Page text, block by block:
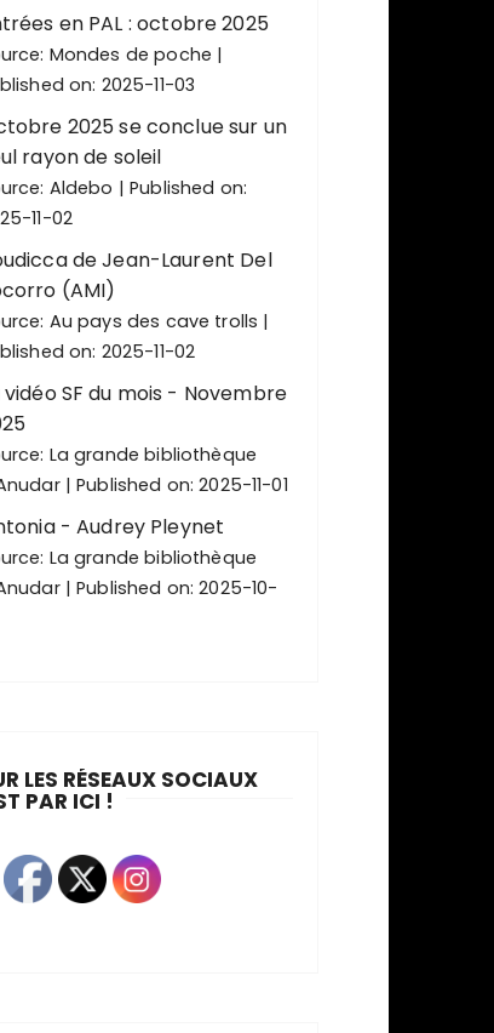
en PAL : octobre 2025
Mondes de poche
on: 2025-11-03
2025 se conclue sur un
rayon de soleil
Aldebo
Published on:
11-02
de Jean-Laurent Del
(AMI)
Au pays des cave trolls
on: 2025-11-02
vidéo SF du mois - Novembre
La grande bibliothèque
Published on: 2025-11-01
- Audrey Pleynet
La grande bibliothèque
Published on: 2025-10-
LES RÉSEAUX SOCIAUX
PAR ICI !